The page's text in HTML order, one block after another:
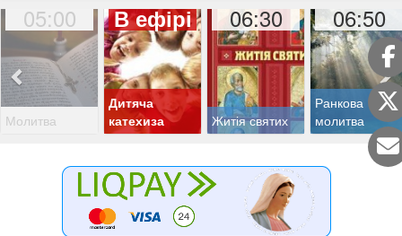
05:00
Молитва
В ефірі
Дитяча
катехиза
06:30
Житія святих
06:50
Ранкова
молитва